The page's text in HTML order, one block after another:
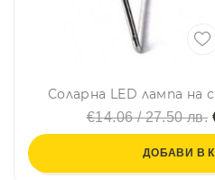
Соларна LED лампа на
€14.06 / 27.50 лв.
ДОБАВИ В